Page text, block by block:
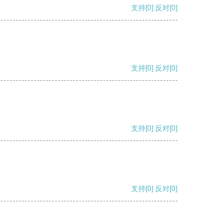
支持[0] 反对[0]
支持[0] 反对[0]
支持[0] 反对[0]
支持[0] 反对[0]